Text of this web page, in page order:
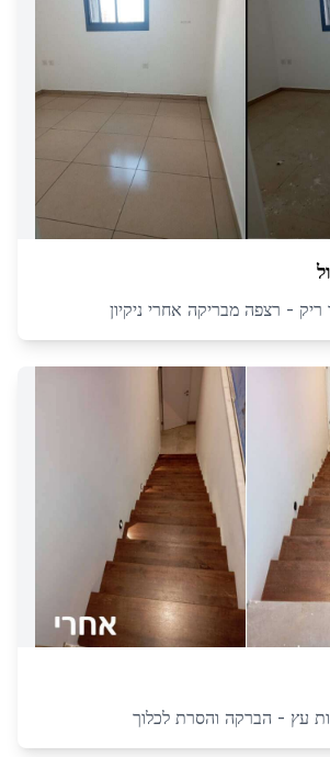
ריק - רצפה מבריקה אחרי ניקיון
עץ - הברקה והסרת לכלוך